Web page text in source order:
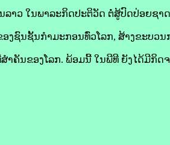
ລາວ ໃນພາລະກິດປະຕິວັດ ຕໍ່ສູ້ປົດປ່ອຍຊ
ງຊົນຊັ້ນກຳມະກອນທົ່ວໂລກ, ສ້າງຂະບວນ
ຳຄັນຂອງໂລກ. ພ້ອມນີ້ ໃນພີທີ ຍັງໄດ້ມີກິດ